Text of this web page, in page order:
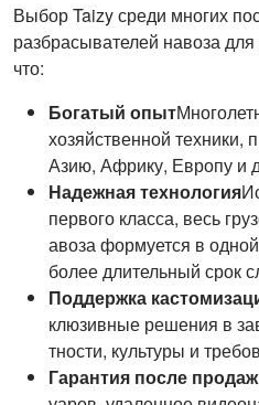
Выбор Taizy среди многих
разбрасывателей навоза
что:
Богатый опыт
хозяйственной техники,
Азию, Африку, Европу и
Надежная технология
первого класса, весь
авоза формуется в
более длительный срок
Поддержка
клюзивные решения в
тности, культуры и
Гарантия после